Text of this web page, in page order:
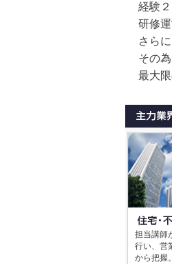
経験
研修
さら
その
最大
担当講師
行い、営
から把握。